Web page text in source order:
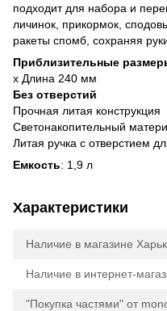
подходит для набора и
личинок, прикормок,
ракеты спомб, сохраняя
Приблизительные
x Длина 240 мм
Без отверстий
Прочная литая конструкция
Светонакопительный
Литая ручка с отверстием
Емкость: 1,9 л
Характеристики
Наличие в магазине
Наличие в интернет-
"Покупка частями" от